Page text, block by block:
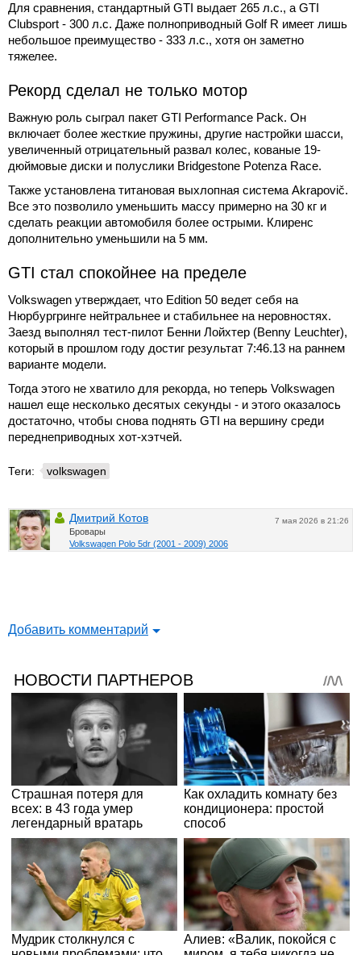
Для сравнения, стандартный GTI выдает 265 л.с., а GTI
Clubsport - 300 л.с. Даже полноприводный Golf R имеет лишь
небольшое преимущество - 333 л.с., хотя он заметно
тяжелее.
Рекорд сделал не только мотор
Важную роль сыграл пакет GTI Performance Pack. Он
включает более жесткие пружины, другие настройки шасси,
увеличенный отрицательный развал колес, кованые 19-
дюймовые диски и полуслики Bridgestone Potenza Race.
Также установлена титановая выхлопная система Akrapovič.
Все это позволило уменьшить массу примерно на 30 кг и
сделать реакции автомобиля более острыми. Клиренс
дополнительно уменьшили на 5 мм.
GTI стал спокойнее на пределе
Volkswagen утверждает, что Edition 50 ведет себя на
Нюрбургринге нейтральнее и стабильнее на неровностях.
Заезд выполнял тест-пилот Бенни Лойхтер (Benny Leuchter),
который в прошлом году достиг результат 7:46.13 на раннем
варианте модели.
Тогда этого не хватило для рекорда, но теперь Volkswagen
нашел еще несколько десятых секунды - и этого оказалось
достаточно, чтобы снова поднять GTI на вершину среди
переднеприводных хот-хэтчей.
Теги: volkswagen
7 мая 2026 в 21:26
Дмитрий Котов
Бровары
Volkswagen Polo 5dr (2001 - 2009) 2006
Добавить комментарий